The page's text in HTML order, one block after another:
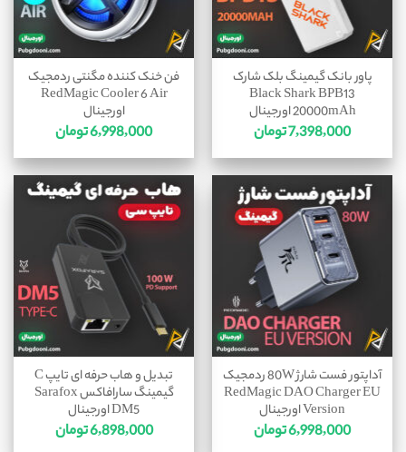
پاور بانک گیمینگ بلک شارک
Black Shark BPB13
20000mAh اورجینال
7,398,000تومان
فن خنک کننده مگنتی ردمجیک
RedMagic Cooler 6 Air
اورجینال
6,998,000تومان
آداپتور فست شارژ 80W ردمجیک
RedMagic DAO Charger EU
Version اورجینال
6,998,000تومان
تبدیل و هاب حرفه ای تایپ C
گیمینگ سارافاکس Sarafox
DM5 اورجینال
6,898,000تومان